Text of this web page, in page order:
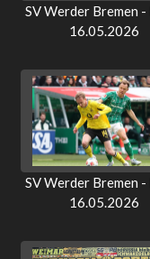
SV Werder Bremen -
16.05.2026
SV Werder Bremen -
16.05.2026